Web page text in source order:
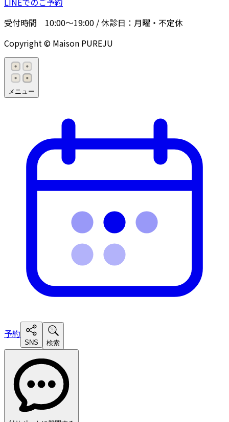
受付時間 10:00〜19:00 / 休診日： 月曜・不定休
Copyright © Maison PUREJU
メニュー
予約
SNS 検索